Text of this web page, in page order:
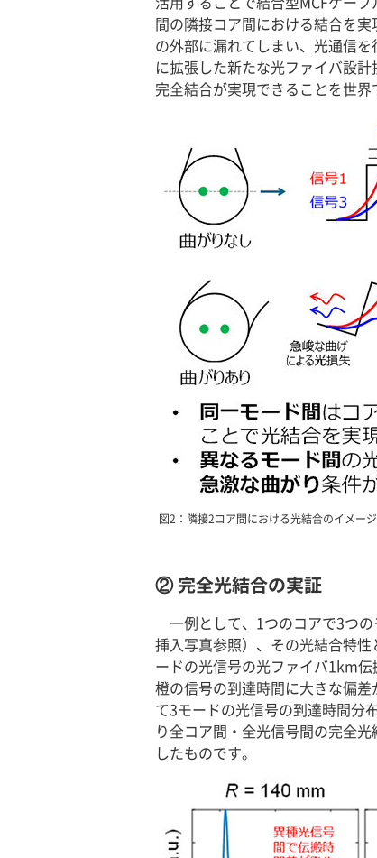
間の隣接コア間における結合を
の外部に漏れてしまい、光通信
に拡張した新たな光ファイバ設
完全結合が実現できることを世界
図2：隣接2コア間における光結合のイメー
② 完全光結合の実証
一例として、1つのコアで3つ
挿入写真参照）、その光結合特
ードの光信号の光ファイバ1km
橙の信号の到達時間に大きな偏差
て3モードの光信号の到達時間分
り全コア間・全光信号間の完全
したものです。